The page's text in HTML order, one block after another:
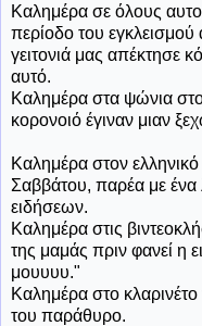
Καλημέρα σε όλους
περίοδο του εγκλεισμού
γειτονιά μας απέκτησε
αυτό.
Καλημέρα στα ψώνια
κορονοιό έγιναν μιαν
Καλημέρα στον
Σαββάτου, παρέα με ένα
ειδήσεων.
Καλημέρα στις
της μαμάς πριν φανεί η
μουυυυ."
Καλημέρα στο
του παράθυρο.